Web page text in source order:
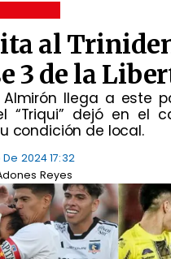
al
3 de la
Almirón llega a este
“Triqui” dejó en el
condición de local.
2024 17:32
Reyes